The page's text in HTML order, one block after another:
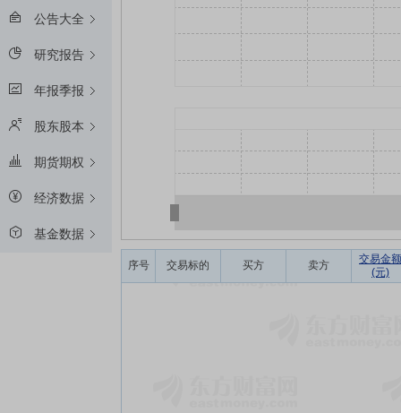
公告大全
研究报告
年报季报
股东股本
期货期权
经济数据
基金数据
序号 交易标的 买方 卖方
交易金额
(元)